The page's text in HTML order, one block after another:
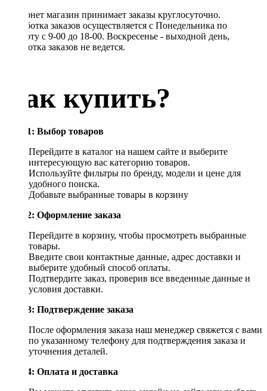
Интернет магазин принимает заказы круглосуточно.
Обработка заказов осуществляется с Понедельника по
Субботу с 9-00 до 18-00. Воскресенье - выходной день,
обработка заказов не ведется.
Как купить?
Шаг 1: Выбор товаров
Перейдите в каталог на нашем сайте и выберите
интересующую вас категорию товаров.
Используйте фильтры по бренду, модели и цене для
удобного поиска.
Добавьте выбранные товары в корзину
Шаг 2: Оформление заказа
Перейдите в корзину, чтобы просмотреть выбранные
товары.
Введите свои контактные данные, адрес доставки и
выберите удобный способ оплаты.
Подтвердите заказ, проверив все введенные данные и
условия доставки.
Шаг 3: Подтверждение заказа
После оформления заказа наш менеджер свяжется с вами
по указанному телефону для подтверждения заказа и
уточнения деталей.
Шаг 4: Оплата и доставка